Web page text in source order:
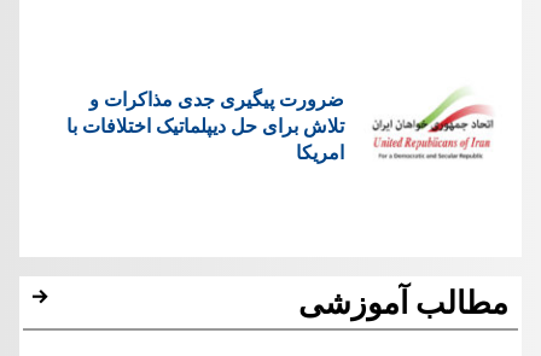
ضرورت پیگیری جدی مذاکرات و
تلاش برای حل دیپلماتیک اختلافات با
امریکا
مطالب آموزشی